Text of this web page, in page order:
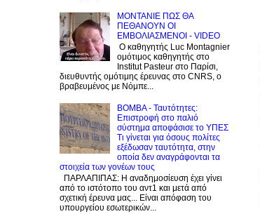
ΜΟΝΤΑΝΙΕ ΠΩΣ ΘΑ
ΠΕΘΑΝΟΥΝ ΟΙ
ΕΜΒΟΛΙΑΣΜΕΝΟΙ - VIDEO
Ο καθηγητής Luc Montagnier
ομότιμος καθηγητής στο
Institut Pasteur στο Παρίσι,
διευθυντής ομότιμης έρευνας στο CNRS, o
βραβευμένος με Νόμπε...
BOMBA - Ταυτότητες:
Eπιστροφή στο παλιό
σύστημα αποφάσισε το ΥΠΕΣ
Τι γίνεται για όσους πολίτες
εξέδωσαν ταυτότητα, στην
οποία δεν αναγράφονται τα
στοιχεία των γονέων τους
ΠΑΡΛΑΠΙΠΑΣ: Η αναδημοσίευση έχει γίνει
από το ιστότοπο του αντ1 και μετά από
σχετική έρευνα μας... Είναι απόφαση του
υπουργείου εσωτερικών...